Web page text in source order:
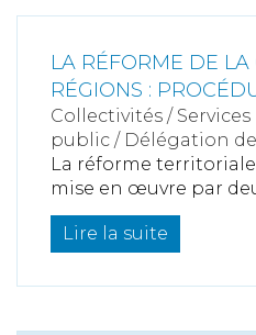
LA RÉFORME DE LA
RÉGIONS :
Collectivités /
public / Délégation
La réforme
mise en œuvre par
Lire la suite